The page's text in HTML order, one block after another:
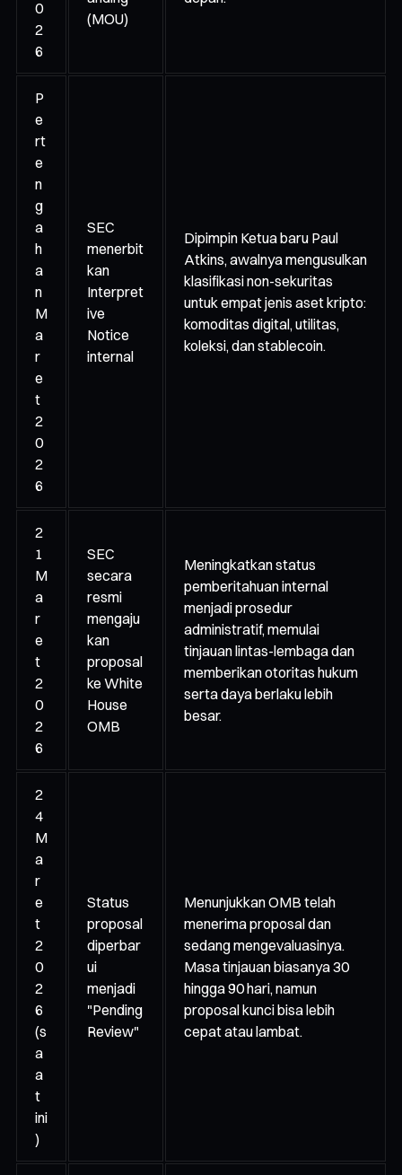
0
2
6
(MOU)
P
e
rt
e
n
g
a
h
a
n
M
a
r
e
t
2
0
2
6
SEC
menerbit
kan
Interpret
ive
Notice
internal
Dipimpin Ketua baru Paul
Atkins, awalnya mengusulkan
klasifikasi non-sekuritas
untuk empat jenis aset kripto:
komoditas digital, utilitas,
koleksi, dan stablecoin.
2
1
M
a
r
e
t
2
0
2
6
SEC
secara
resmi
mengaju
kan
proposal
ke White
House
OMB
Meningkatkan status
pemberitahuan internal
menjadi prosedur
administratif, memulai
tinjauan lintas-lembaga dan
memberikan otoritas hukum
serta daya berlaku lebih
besar.
2
4
M
a
r
e
t
2
0
2
6
(s
a
a
t
ini
)
Status
proposal
diperbar
ui
menjadi
"Pending
Review"
Menunjukkan OMB telah
menerima proposal dan
sedang mengevaluasinya.
Masa tinjauan biasanya 30
hingga 90 hari, namun
proposal kunci bisa lebih
cepat atau lambat.